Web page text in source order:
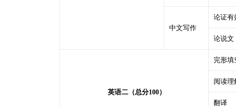
中文写作
论证有
论说文
英语二（总分100）
完形填
阅读理
翻译